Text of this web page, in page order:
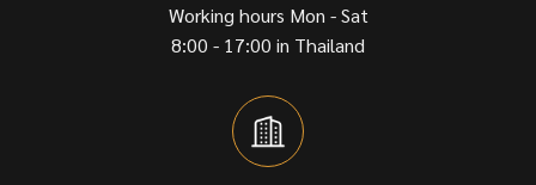
Working hours Mon - Sat
8:00 - 17:00 in Thailand